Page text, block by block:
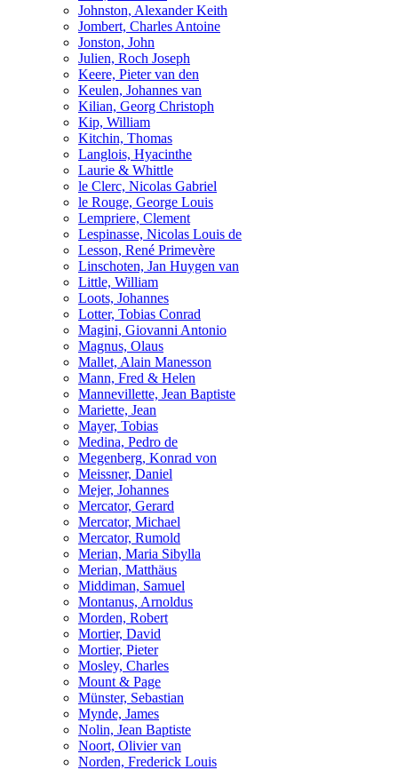
Johnston, Alexander Keith
Jombert, Charles Antoine
Jonston, John
Julien, Roch Joseph
Keere, Pieter van den
Keulen, Johannes van
Kilian, Georg Christoph
Kip, William
Kitchin, Thomas
Langlois, Hyacinthe
Laurie & Whittle
le Clerc, Nicolas Gabriel
le Rouge, George Louis
Lempriere, Clement
Lespinasse, Nicolas Louis de
Lesson, René Primevère
Linschoten, Jan Huygen van
Little, William
Loots, Johannes
Lotter, Tobias Conrad
Magini, Giovanni Antonio
Magnus, Olaus
Mallet, Alain Manesson
Mann, Fred & Helen
Mannevillette, Jean Baptiste
Mariette, Jean
Mayer, Tobias
Medina, Pedro de
Megenberg, Konrad von
Meissner, Daniel
Mejer, Johannes
Mercator, Gerard
Mercator, Michael
Mercator, Rumold
Merian, Maria Sibylla
Merian, Matthäus
Middiman, Samuel
Montanus, Arnoldus
Morden, Robert
Mortier, David
Mortier, Pieter
Mosley, Charles
Mount & Page
Münster, Sebastian
Mynde, James
Nolin, Jean Baptiste
Noort, Olivier van
Norden, Frederick Louis